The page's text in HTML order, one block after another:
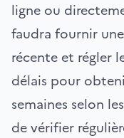
ligne ou
faudra fournir
récente et régler
délais pour
semaines selon
de vérifier